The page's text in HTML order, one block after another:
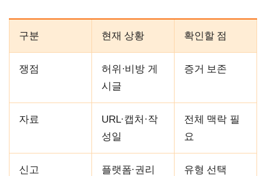
구분 현재 상황 확인할 점
쟁점
허위·비방 게
시글
증거 보존
자료
URL·캡처·작
성일
전체 맥락 필
요
신고
플랫폼·권리
유형 선택